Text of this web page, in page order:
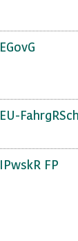
EGovG
EU-
IPwskR FP